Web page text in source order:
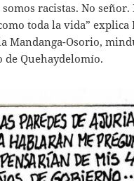
racistas. No señor.
toda la vida” explica
Mandanga-Osorio,
Quehaydelomío.